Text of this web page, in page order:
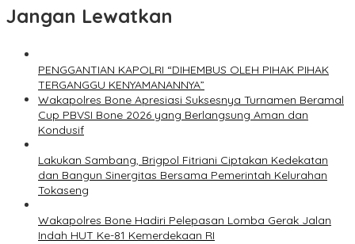
Jangan Lewatkan
PENGGANTIAN KAPOLRI “DIHEMBUS OLEH PIHAK PIHAK
TERGANGGU KENYAMANANNYA”
Wakapolres Bone Apresiasi Suksesnya Turnamen Beramal
Cup PBVSI Bone 2026 yang Berlangsung Aman dan
Kondusif
Lakukan Sambang, Brigpol Fitriani Ciptakan Kedekatan
dan Bangun Sinergitas Bersama Pemerintah Kelurahan
Tokaseng
Wakapolres Bone Hadiri Pelepasan Lomba Gerak Jalan
Indah HUT Ke-81 Kemerdekaan RI